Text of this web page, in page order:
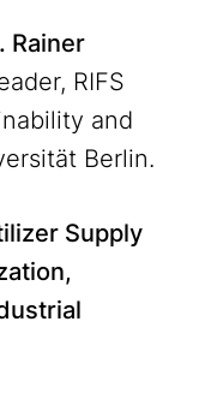
Rainer
RIFS
and
Berlin.
Supply